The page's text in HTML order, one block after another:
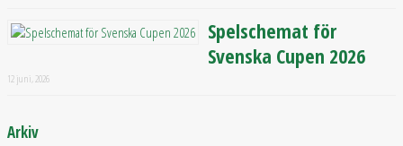
Spelschemat för
Svenska Cupen 2026
12 juni, 2026
Arkiv